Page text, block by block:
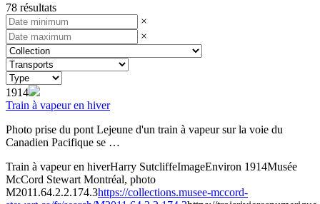
78 résultats
×
×
1914
Train à vapeur en hiver
Photo prise du pont Lejeune d'un train à vapeur sur la voie du
Canadien Pacifique se …
Train à vapeur en hiverHarry SutcliffeImageEnviron 1914Musée
McCord Stewart Montréal, photo
M2011.64.2.2.174.3https://collections.musee-mccord-